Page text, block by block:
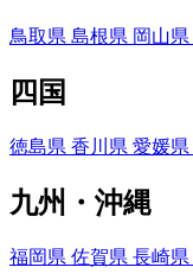
鳥取県 島根県 岡山県
四国
徳島県 香川県 愛媛県
九州・沖縄
福岡県 佐賀県 長崎県